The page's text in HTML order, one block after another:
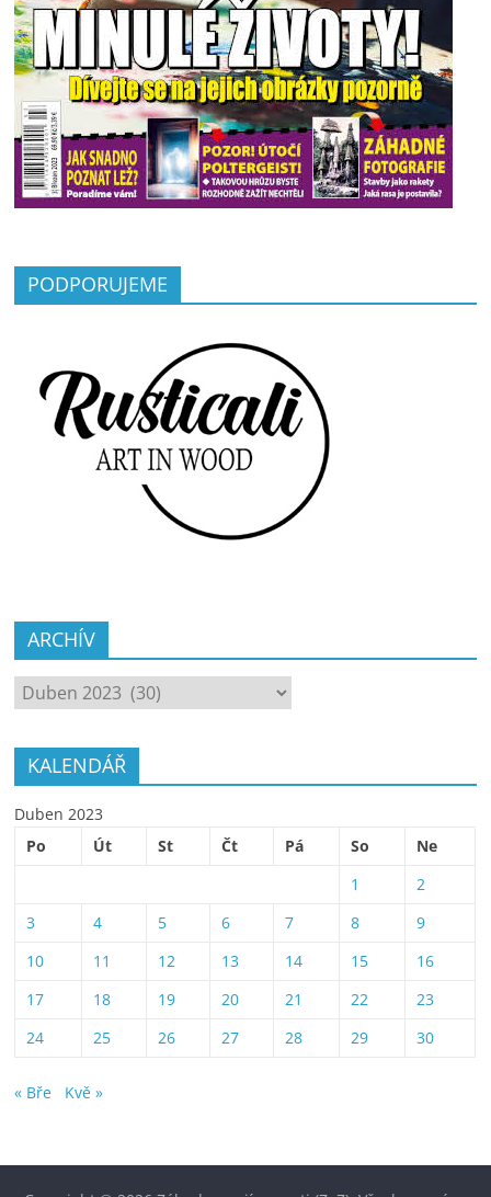
PODPORUJEME
ARCHÍV
ARCHÍV
KALENDÁŘ
Duben 2023
Po
Út St Čt Pá So
Ne
1
2
3
4 5 6 7 8
9
10
11 12 13 14 15
16
17
18 19 20 21 22
23
24
25 26 27 28 29 30
« Bře Kvě »